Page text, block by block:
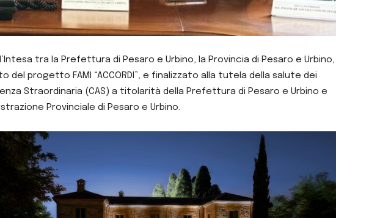
tra la Prefettura di Pesaro e Urbino, la Provincia di Pesaro e Urbino,
del progetto FAMI “ACCORDI”, e finalizzato alla tutela della salute dei
Straordinaria (CAS) a titolarità della Prefettura di Pesaro e Urbino e
Provinciale di Pesaro e Urbino.